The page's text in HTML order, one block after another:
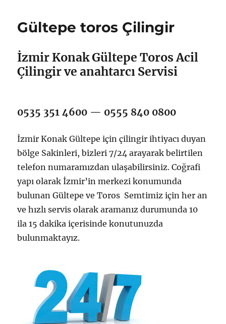
Gültepe toros Çilingir
İzmir Konak Gültepe Toros Acil
Çilingir ve anahtarcı Servisi
0535 351 4600 — 0555 840 0800
İzmir Konak Gültepe için çilingir ihtiyacı duyan
bölge Sakinleri, bizleri 7/24 arayarak belirtilen
telefon numaramızdan ulaşabilirsiniz. Coğrafi
yapı olarak İzmir’in merkezi konumunda
bulunan Gültepe ve Toros Semtimiz için her an
ve hızlı servis olarak aramanız durumunda 10
ila 15 dakika içerisinde konutunuzda
bulunmaktayız.